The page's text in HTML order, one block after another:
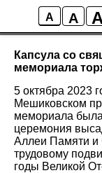
A A
Капсула со
мемориала
5 октябра 2023
Мешиковском
мемориала
церемония
Аллеи Памяти и
трудовому
годы Великой